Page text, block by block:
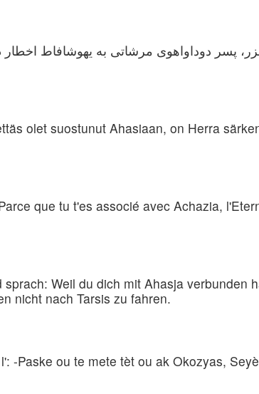
پسر دوداواهوی مرشاتی به یهوشافاط
olet suostunut Ahasiaan, on Herra
que tu t'es associé avec Achazia,
Weil du dich mit Ahasja verbunden
nicht nach Tarsis zu fahren.
-Paske ou te mete tèt ou ak Okozyas,